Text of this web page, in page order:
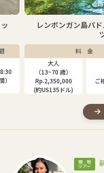
）
レンボンガン島マン
料 金
大人
（13~80 歳）
Rp.2,000,000
(約US115ドル)
現 地
ツアー